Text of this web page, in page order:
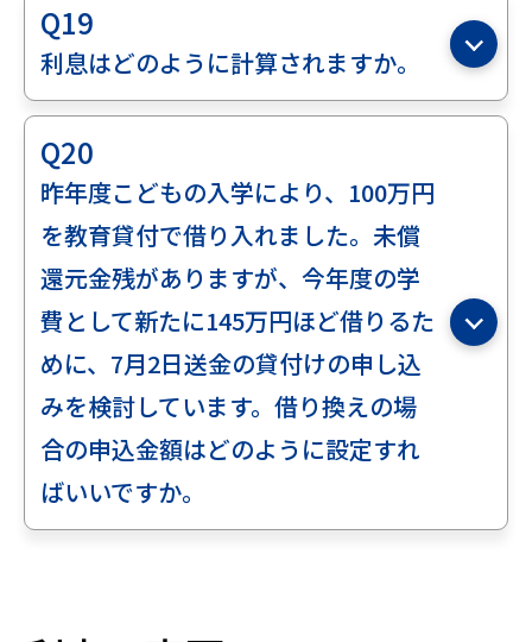
Q19
利息はどのように計算されますか。
Q20
昨年度こどもの入学により、100万円
を教育貸付で借り入れました。未償
還元金残がありますが、今年度の学
費として新たに145万円ほど借りるた
めに、7月2日送金の貸付けの申し込
みを検討しています。借り換えの場
合の申込金額はどのように設定すれ
ばいいですか。